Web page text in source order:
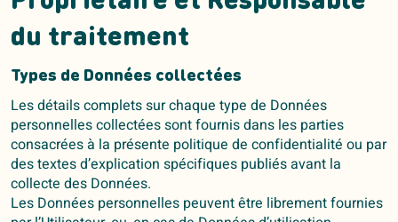
du traitement
Types de Données collectées
Les détails complets sur chaque type de Données
personnelles collectées sont fournis dans les parties
consacrées à la présente politique de confidentialité ou par
des textes d’explication spécifiques publiés avant la
collecte des Données.
Les Données personnelles peuvent être librement fournies